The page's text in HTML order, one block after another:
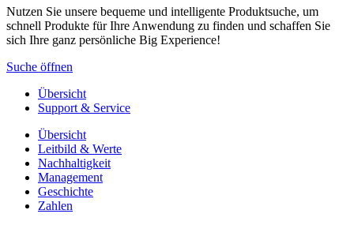
Nutzen Sie unsere bequeme und intelligente Produktsuche, um
schnell Produkte für Ihre Anwendung zu finden und schaffen Sie
sich Ihre ganz persönliche Big Experience!
Suche öffnen
Übersicht
Support & Service
Übersicht
Leitbild & Werte
Nachhaltigkeit
Management
Geschichte
Zahlen